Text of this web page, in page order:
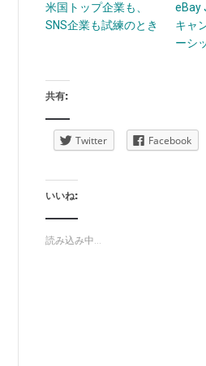
米国トップ企業も、
SNS企業も試練のとき
eBay
キャ
ーシ
共有:
Twitter Facebook
いいね:
読み込み中...